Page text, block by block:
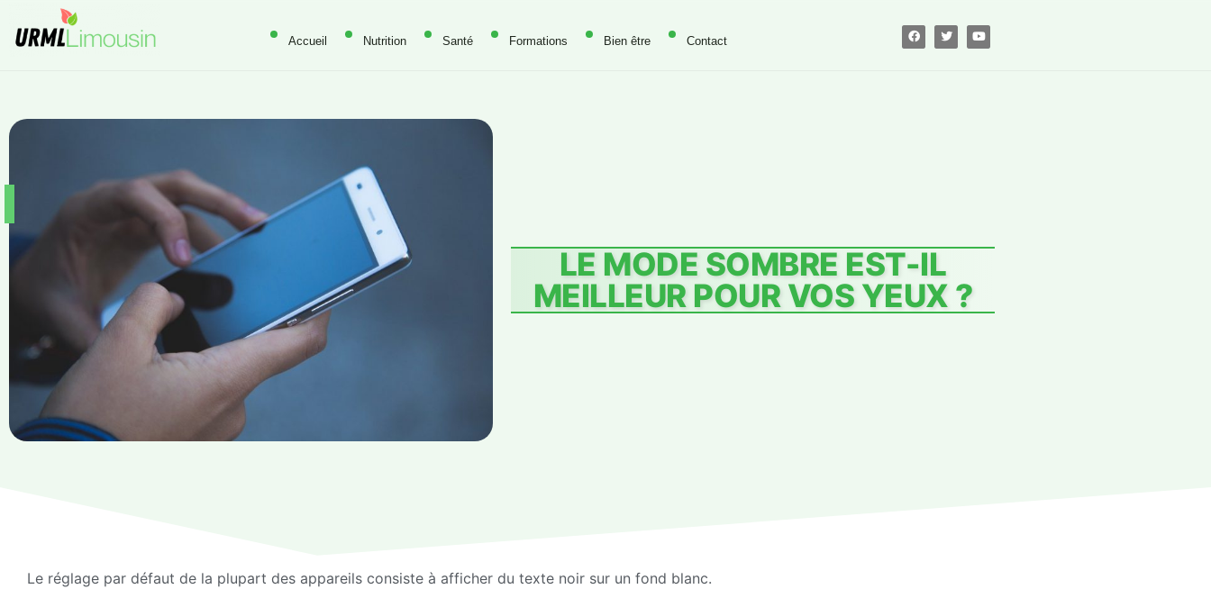
Accueil Nutrition Santé Formations Bien être Contact
LE MODE SOMBRE EST-IL
MEILLEUR POUR VOS YEUX ?
Le réglage par défaut de la plupart des appareils consiste à afficher du texte noir sur un fond blanc.